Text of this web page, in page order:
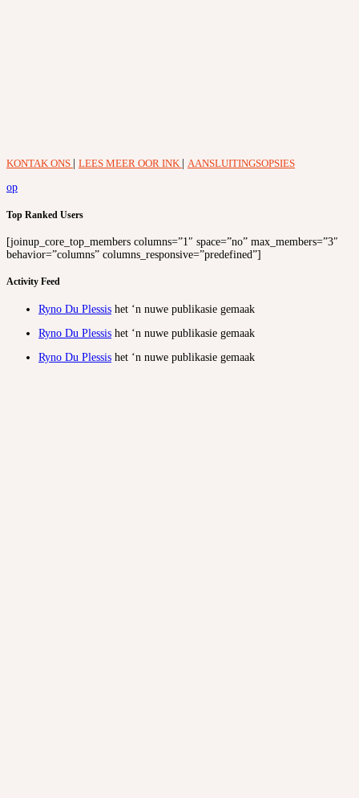
KONTAK ONS LEES MEER OOR INK
AANSLUITINGSOPSIES
op
Top Ranked Users
[joinup_core_top_members columns=”1″ space=”no” max_members=”3″
behavior=”columns” columns_responsive=”predefined”]
Activity Feed
Ryno Du Plessis het ‘n nuwe publikasie gemaak
Ryno Du Plessis het ‘n nuwe publikasie gemaak
Ryno Du Plessis het ‘n nuwe publikasie gemaak